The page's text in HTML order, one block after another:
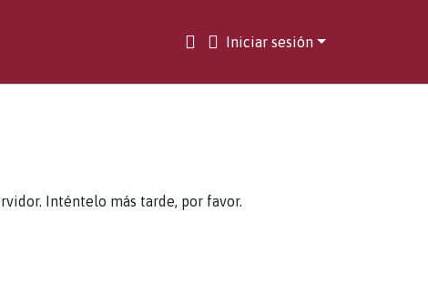
Iniciar sesión
Inténtelo más tarde, por favor.